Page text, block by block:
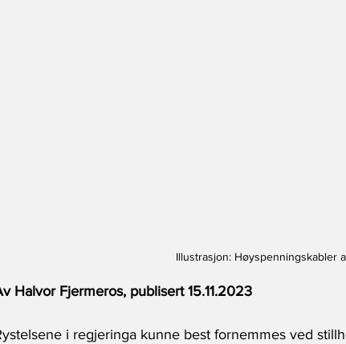
Illustrasjon: Høyspenningskabler
Halvor Fjermeros, publisert 15.11.2023
i regjeringa kunne best fornemmes ved